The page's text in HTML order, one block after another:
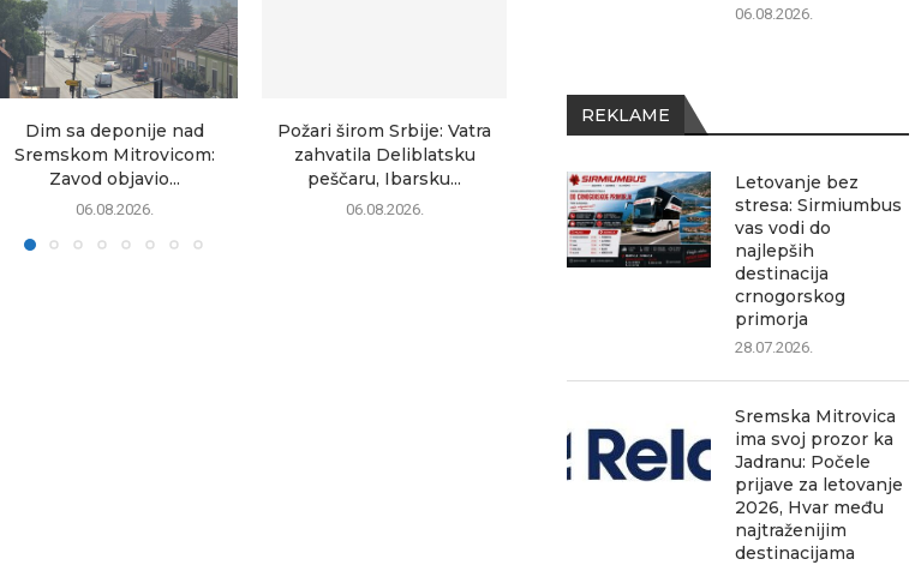
Dim sa deponije nad
Sremskom Mitrovicom:
Zavod objavio...
06.08.2026.
Požari širom Srbije: Vatra
zahvatila Deliblatsku
peščaru, Ibarsku...
06.08.2026.
Kakav je kvalitet vazduha u
06.08.2026.
Avgust u
06.08.2026.
REKLAME
Letovanje bez
stresa: Sirmiumbus
vas vodi do
najlepših
destinacija
crnogorskog
primorja
28.07.2026.
Sremska Mitrovica
ima svoj prozor ka
Jadranu: Počele
prijave za letovanje
2026, Hvar među
najtraženijim
destinacijama